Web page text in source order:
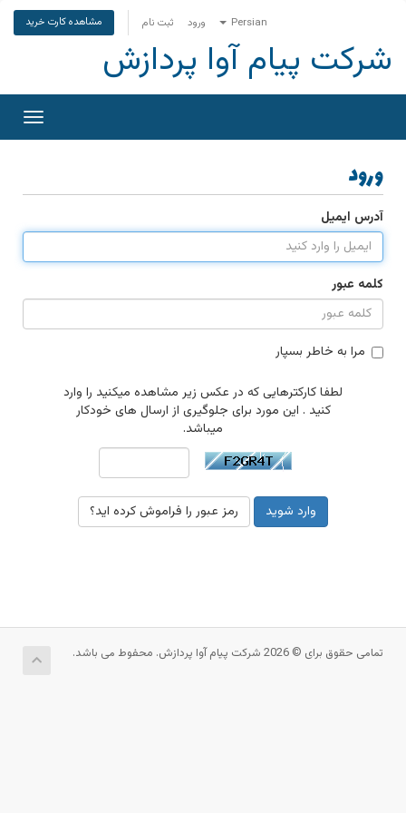
Persian ورود ثبت نام مشاهده کارت خرید
شرکت پیام آوا پردازش
تغییر
ورود
آدرس ایمیل
کلمه عبور
مرا به خاطر بسپار
لطفا کارکترهایی که در عکس زیر مشاهده میکنید را وارد
کنید . این مورد برای جلوگیری از ارسال های خودکار
میباشد.
رمز عبور را فراموش کرده اید؟
تمامی حقوق برای © 2026 شرکت پیام آوا پردازش. محفوط می باشد.